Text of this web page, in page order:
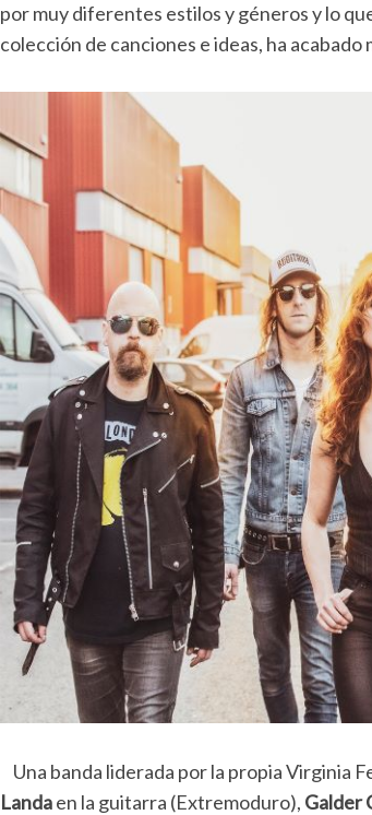
por muy diferentes estilos y géneros y lo
colección de canciones e ideas, ha acabado
Una banda liderada por la propia Virginia
Landaen la guitarra (Extremoduro), Galder